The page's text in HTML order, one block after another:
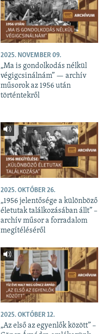
2025. NOVEMBER 09.
„Ma is gondolkodás nélkül
végigcsinálnám” — archív
műsorok az 1956 után
történtekről
2025. OKTÓBER 26.
„1956 jelentősége a különböző
életutak találkozásában állt” –
archív műsor a forradalom
megítéléséről
2025. OKTÓBER 12.
„Az első az egyenlők között” –